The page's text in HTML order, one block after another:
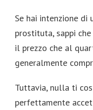
Se hai intenzione di
prostituta, sappi
il prezzo che al
generalmente
Tuttavia, nulla ti
perfettamente